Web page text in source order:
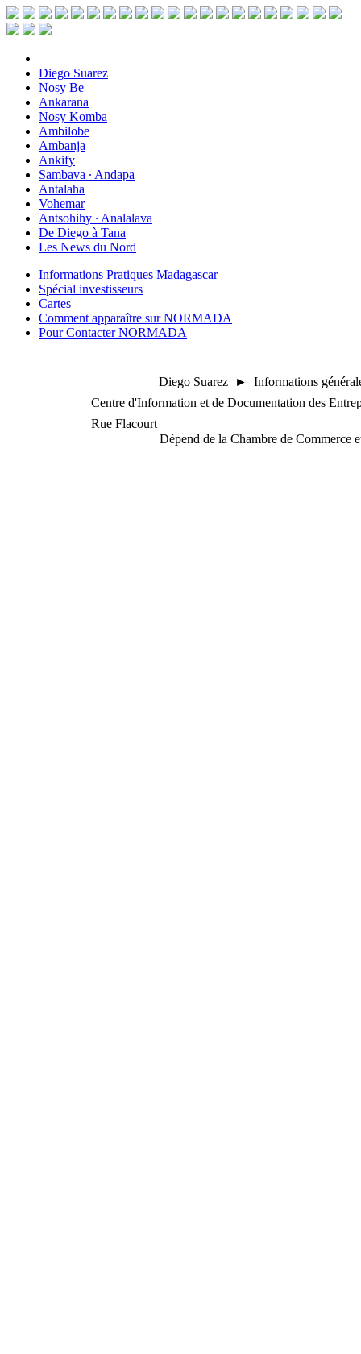
Diego Suarez
Nosy Be
Ankarana
Nosy Komba
Ambilobe
Ambanja
Ankify
Sambava ∙ Andapa
Antalaha
Vohemar
Antsohihy ∙ Analalava
De Diego à Tana
Les News du Nord
Informations Pratiques Madagascar
Spécial investisseurs
Cartes
Comment apparaître sur NORMADA
Pour Contacter NORMADA
Diego Suarez ► Informations
Centre d'Information et de Documentation des
Rue Flacourt
Dépend de la Chambre de Commerce